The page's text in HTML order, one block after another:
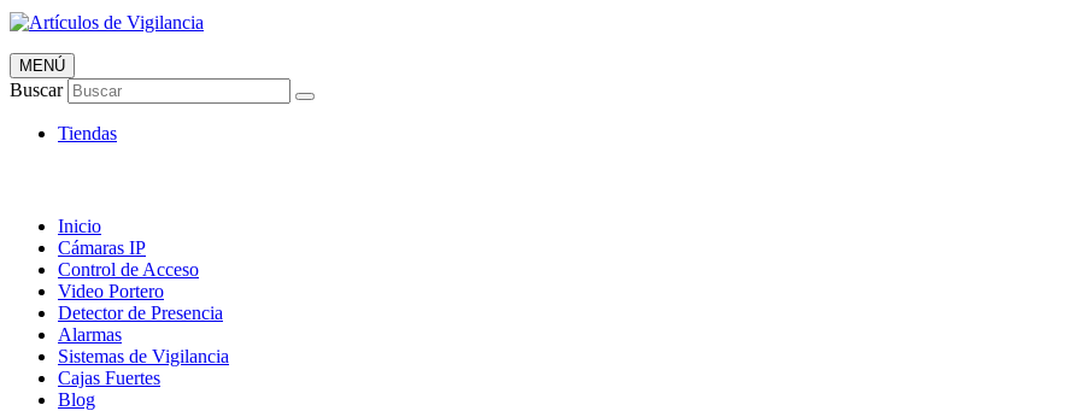
Artículos de Vigilancia
Envió 24/7!!!
MENÚ
Buscar
Tiendas
Inicio
Cámaras IP
Control de Acceso
Video Portero
Detector de Presencia
Alarmas
Sistemas de Vigilancia
Cajas Fuertes
Blog